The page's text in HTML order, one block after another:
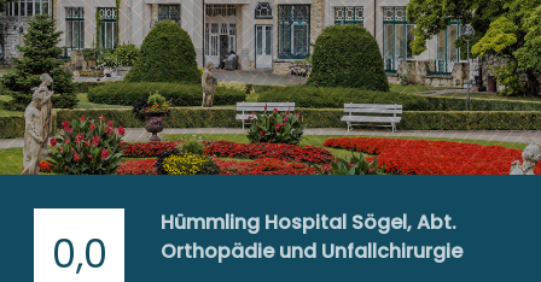
0,0
Hümmling Hospital Sögel, Abt.
Orthopädie und Unfallchirurgie